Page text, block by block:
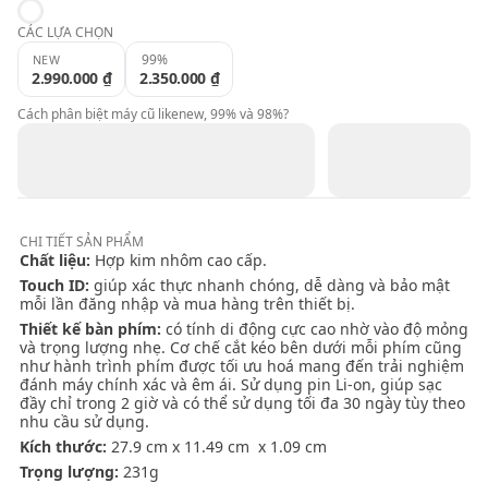
White
CÁC LỰA CHỌN
NEW
2.990.000 ₫
99%
2.350.000 ₫
Cách phân biệt máy cũ likenew, 99% và 98%?
CHI TIẾTSẢN PHẨM
Chất liệu: Hợp kim nhôm cao cấp.
Touch ID: giúp xác thực nhanh chóng, dễ dàng và bảo mật
mỗi lần đăng nhập và mua hàng trên thiết bị.
Thiết kế bàn phím: có tính di động cực cao nhờ vào độ mỏng
và trọng lượng nhẹ. Cơ chế cắt kéo bên dưới mỗi phím cũng
như hành trình phím được tối ưu hoá mang đến trải nghiệm
đánh máy chính xác và êm ái. Sử dụng pin Li-on, giúp sạc
đầy chỉ trong 2 giờ và có thể sử dụng tối đa 30 ngày tùy theo
nhu cầu sử dụng.
Kích thước: 27.9 cm x 11.49 cm x 1.09 cm
Trọng lượng: 231g